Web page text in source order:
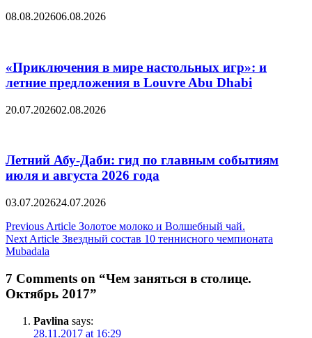
08.08.202606.08.2026
«Приключения в мире настольных игр»: и
летние предложения в Louvre Abu Dhabi
20.07.202602.08.2026
Летний Абу-Даби: гид по главным событиям
июля и августа 2026 года
03.07.202624.07.2026
Post
navigation
Previous Article Золотое молоко и Bолшебный чай.
Next Article Звездный состав 10 теннисного чемпионата
Mubadala
7 Comments on “Чем заняться в столице.
Октябрь 2017”
Pavlina says:
28.11.2017 at 16:29